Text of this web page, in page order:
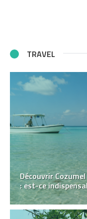
TRAVEL
Découvrir
: est-ce